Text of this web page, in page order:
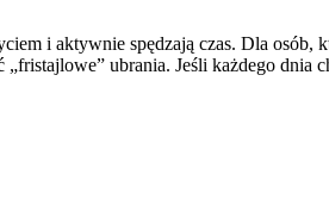
i aktywnie spędzają czas. Dla
ubrania. Jeśli każdego dnia